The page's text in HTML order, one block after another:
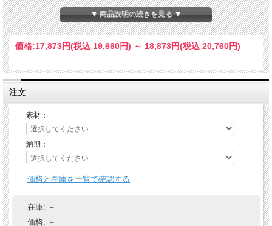
旅のお守りや、災から身を 守るお守りとして身につけられて身につけられている
ターコイズ、また12月の誕生石でもあるターコイズ。バースデーギフトとしてもお
すすめです！
DETAILS
Le ciel turquoise american pierce
素材
K18WG（ホワイトゴールド）＋800円
ストーン
大きさ
ターコイズ：3.5mm～4.0mm
ポスト針：太さ0.7φ×長さ約10mm
幅×長さ70mm
▼ 商品説明の続きを見る ▼
価格:17,873円(税込 19,660円) ～ 18,873円(税込 20,760円)
注文
素材：
納期：
価格と在庫を一覧で確認する
在庫: －
価格: －